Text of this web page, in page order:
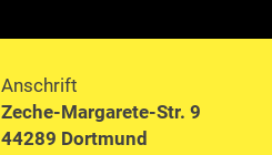
Anschrift
Zeche-Margarete-Str. 9
44289 Dortmund